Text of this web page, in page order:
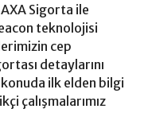
Sigorta ile
teknolojisi
cep
detaylarını
ilk elden bilgi
çalışmalarımız